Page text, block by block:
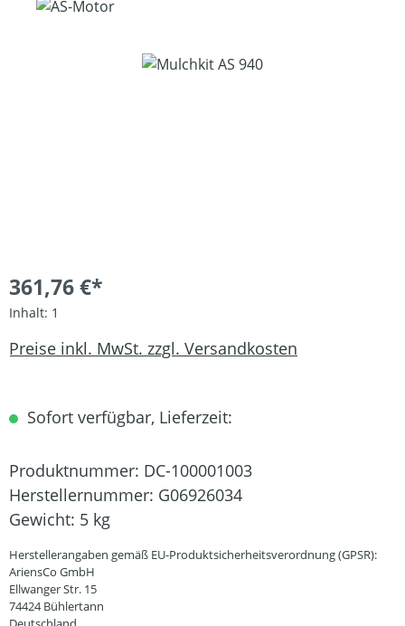
Bildergalerie überspringen
361,76 €*
Inhalt: 1
Preise inkl. MwSt. zzgl. Versandkosten
Sofort verfügbar, Lieferzeit:
Produktnummer: DC-100001003
Herstellernummer: G06926034
Gewicht: 5 kg
Herstellerangaben gemäß EU-Produktsicherheitsverordnung (GPSR):
AriensCo GmbH
Ellwanger Str. 15
74424 Bühlertann